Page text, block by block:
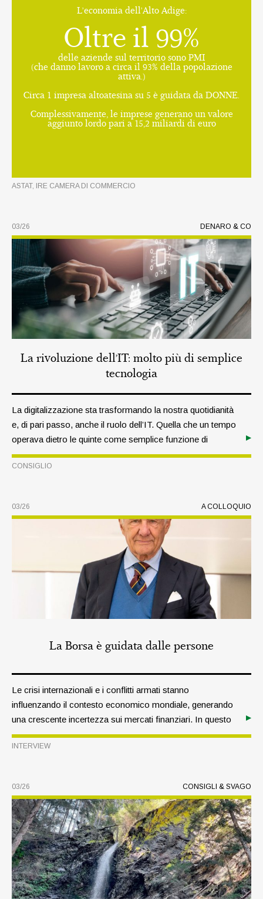
L’economia dell’Alto Adige:
Oltre il 99%
delle aziende sul territorio sono PMI
(che danno lavoro a circa il 93% della popolazione
attiva.)
Circa 1 impresa altoatesina su 5 è guidata da DONNE.
Complessivamente, le imprese generano un valore
aggiunto lordo pari a 15,2 miliardi di euro
ASTAT, IRE CAMERA DI COMMERCIO
DENARO & CO
03/26
La rivoluzione dell’IT: molto più di semplice
tecnologia
La digitalizzazione sta trasformando la nostra quotidianità
e, di pari passo, anche il ruolo dell’IT. Quella che un tempo
operava dietro le quinte come semplice funzione di
supporto, oggi è una componente essenziale della vita di
tutti i giorni.
CONSIGLIO
A COLLOQUIO
03/26
La Borsa è guidata dalle persone
Le crisi internazionali e i conflitti armati stanno
influenzando il contesto economico mondiale, generando
una crescente incertezza sui mercati finanziari. In questo
scenario, quale strategia devono adottare i risparmiatori?
Ne abbiamo parlato con l’esperto di Borsa Hans A.
INTERVIEW
CONSIGLI & SVAGO
03/26